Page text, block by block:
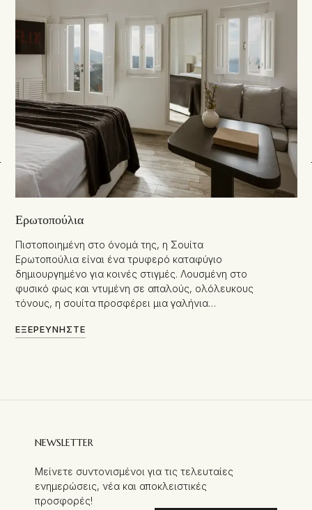
Ερωτοπούλια
Πιστοποιημένη στο όνομά της, η Σουίτα
Ερωτοπούλια είναι ένα τρυφερό καταφύγιο
δημιουργημένο για κοινές στιγμές. Λουσμένη στο
φυσικό φως και ντυμένη σε απαλούς, ολόλευκους
τόνους, η σουίτα προσφέρει μια γαλήνια…
ΕΞΕΡΕΥΝΉΣΤΕ
NEWSLETTER
Μείνετε συντονισμένοι για τις τελευταίες
ενημερώσεις, νέα και αποκλειστικές
προσφορές!